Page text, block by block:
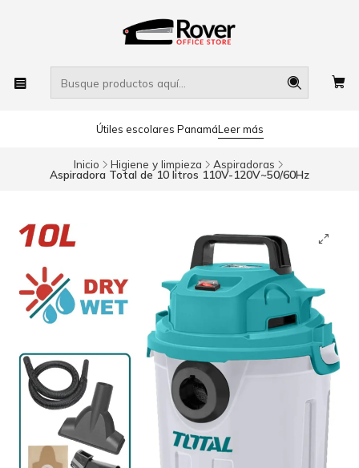
Útiles escolares PanamáLeer más
Inicio Higiene y limpieza Aspiradoras
Aspiradora Total de 10 litros 110V-120V~50/60Hz